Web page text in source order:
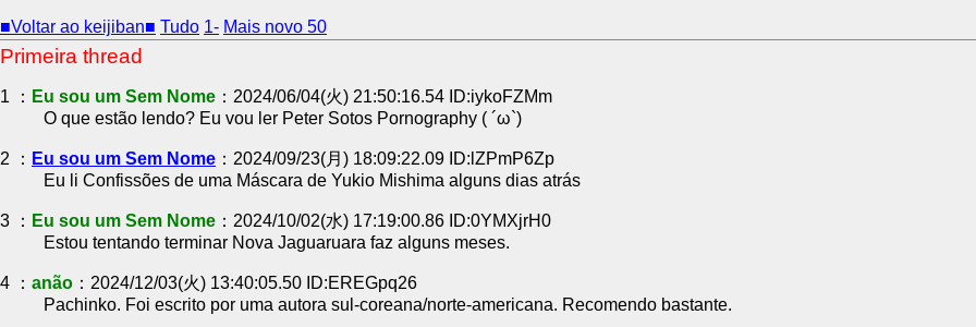
■Voltar ao keijiban■ Tudo 1- Mais novo 50
Primeira thread
1 ： Eu sou um Sem Nome ：2024/06/04(火) 21:50:16.54 ID:iykoFZMm
O que estão lendo? Eu vou ler Peter Sotos Pornography ( ´ω`)
2 ： Eu sou um Sem Nome ：2024/09/23(月) 18:09:22.09 ID:lZPmP6Zp
Eu li Confissões de uma Máscara de Yukio Mishima alguns dias atrás
3 ： Eu sou um Sem Nome ：2024/10/02(水) 17:19:00.86 ID:0YMXjrH0
Estou tentando terminar Nova Jaguaruara faz alguns meses.
4 ： anão ：2024/12/03(火) 13:40:05.50 ID:EREGpq26
Pachinko. Foi escrito por uma autora sul-coreana/norte-americana. Recomendo bastante.